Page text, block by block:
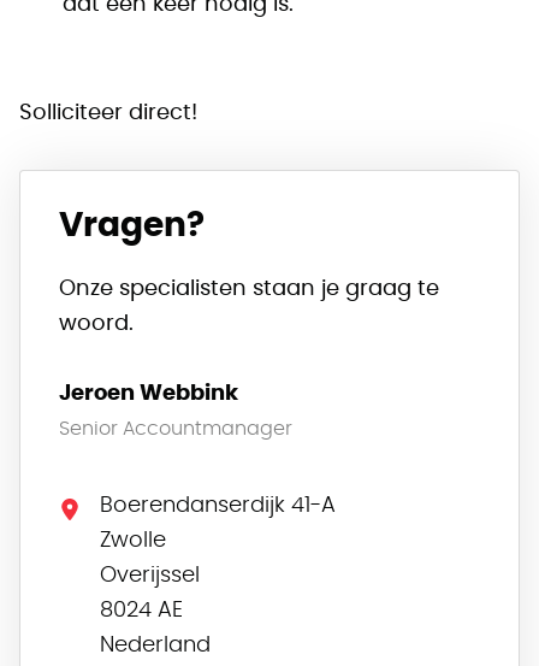
dat een keer nodig is.
Solliciteer direct!
Vragen?
Onze specialisten staan je graag te
woord.
Jeroen Webbink
Senior Accountmanager
Boerendanserdijk 41-A
Zwolle
Overijssel
8024 AE
Nederland